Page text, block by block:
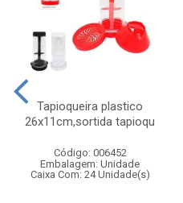
Tapioqueira plastico
26x11cm,sortida tapioqu
Código: 006452
Embalagem: Unidade
Caixa Com: 24 Unidade(s)